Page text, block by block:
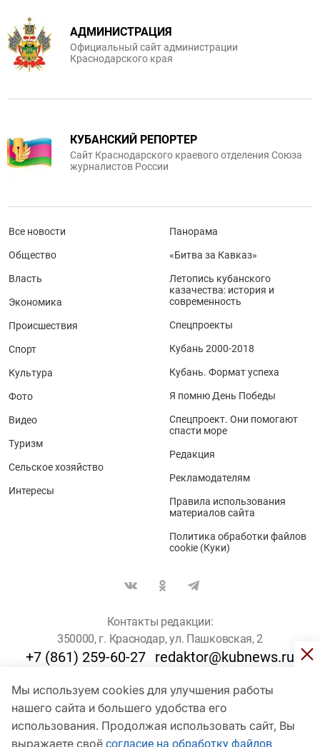
Мы используем cookies для улучшения работы
нашего сайта и большего удобства его
использования. Продолжая использовать сайт, Вы
выражаете своё согласие на обработку файлов
АДМИНИСТРАЦИЯ
Официальный сайт администрации
Краснодарского края
КУБАНСКИЙ РЕПОРТЕР
Сайт Краснодарского краевого отделения Союза
журналистов России
Все новости
Общество
Власть
Экономика
Происшествия
Спорт
Культура
Фото
Видео
Туризм
Сельское хозяйство
Интересы
Панорама
«Битва за Кавказ»
Летопись кубанского
казачества: история и
современность
Спецпроекты
Кубань 2000-2018
Кубань. Формат успеха
Я помню День Победы
Спецпроект. Они помогают
спасти море
Редакция
Рекламодателям
Правила использования
материалов сайта
Политика обработки файлов
cookie (Куки)
Контакты редакции:
350000, г. Краснодар, ул. Пашковская, 2
+7 (861) 259-60-27 redaktor@kubnews.ru
Для пользователей старше 16 лет
© Кубанские Новости, 2017
Сетевое издание «kubnews» зарегистрировано Федеральной